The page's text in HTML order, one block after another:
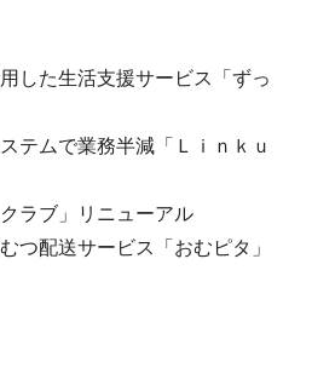
した生活支援サービス「ずっ
テムで業務半減「Ｌｉｎｋｕ
ラブ」リニューアル
つ配送サービス「おむピタ」